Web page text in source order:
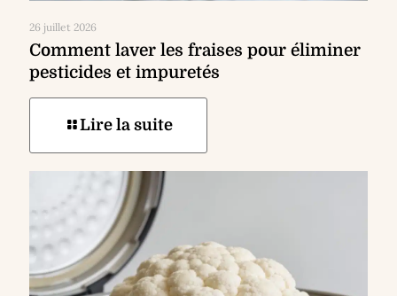
26 juillet 2026
Comment laver les fraises pour éliminer
pesticides et impuretés
Lire la suite